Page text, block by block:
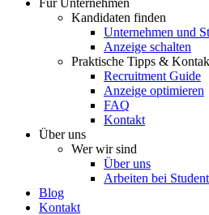
Für Unternehmen
Kandidaten finden
Unternehmen und
Anzeige schalten
Praktische Tipps &
Recruitment Guide
Anzeige optimieren
FAQ
Kontakt
Über uns
Wer wir sind
Über uns
Arbeiten bei
Blog
Kontakt